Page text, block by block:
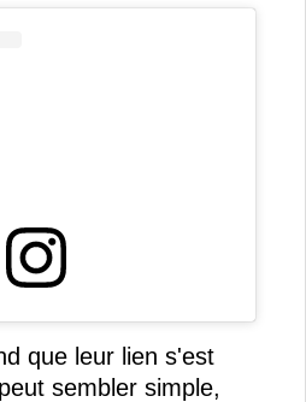
que leur lien s'est
sembler simple,